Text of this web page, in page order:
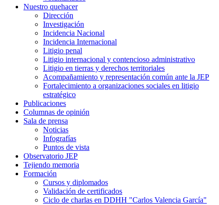
Nuestro quehacer
Dirección
Investigación
Incidencia Nacional
Incidencia Internacional
Litigio penal
Litigio internacional y contencioso administrativo
Litigio en tierras y derechos territoriales
Acompañamiento y representación común ante la JEP
Fortalecimiento a organizaciones sociales en litigio
estratégico
Publicaciones
Columnas de opinión
Sala de prensa
Noticias
Infografías
Puntos de vista
Observatorio JEP
Tejiendo memoria
Formación
Cursos y diplomados
Validación de certificados
Ciclo de charlas en DDHH "Carlos Valencia García"